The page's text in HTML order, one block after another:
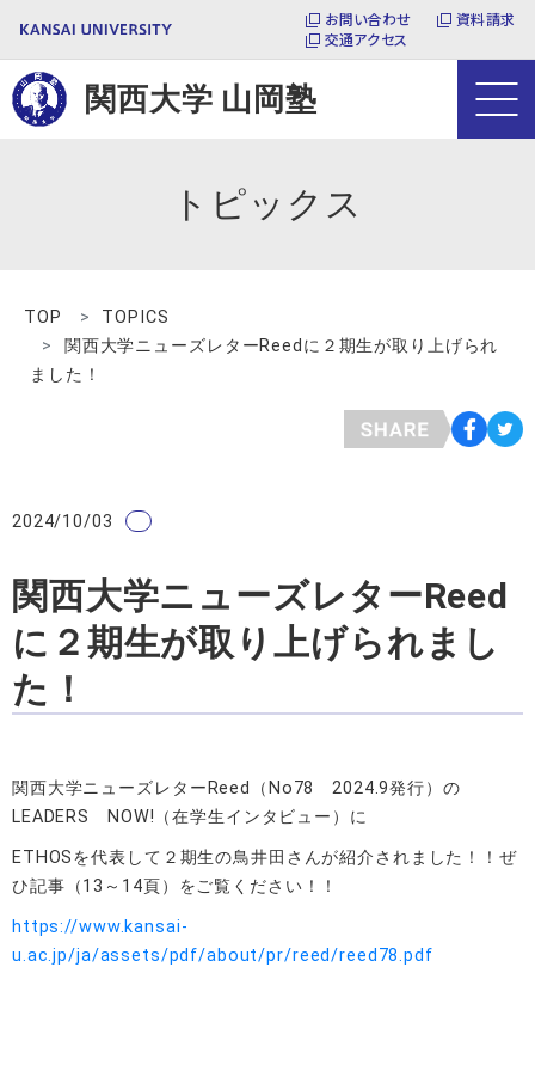
お問い合わせ
資料請求
交通アクセス
関西大学 山岡塾
塾生募集
トピックス
TOP
TOPICS
関西大学ニューズレターReedに２期生が取り上げられ
ました！
2024/10/03
関西大学ニューズレターReed
に２期生が取り上げられまし
た！
関西大学ニューズレターReed（No78 2024.9発行）の
LEADERS NOW!（在学生インタビュー）に
ETHOSを代表して２期生の鳥井田さんが紹介されました！！ぜ
ひ記事（13～14頁）をご覧ください！！
https://www.kansai-
u.ac.jp/ja/assets/pdf/about/pr/reed/reed78.pdf